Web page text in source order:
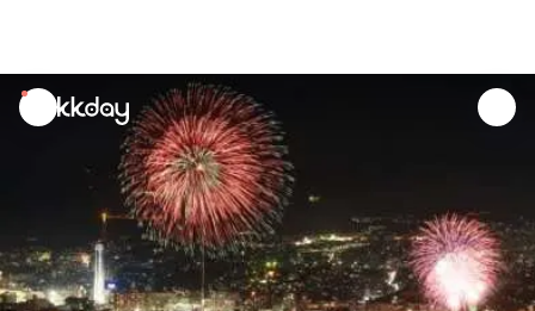
unread
notifications